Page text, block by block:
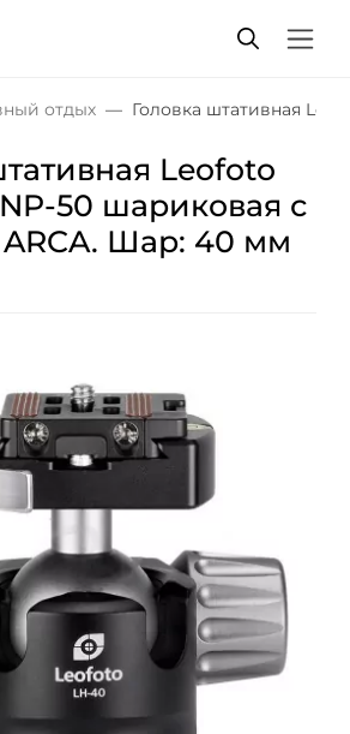
отдых Головка штативная
Leofoto
50 шариковая с
Шар: 40 мм